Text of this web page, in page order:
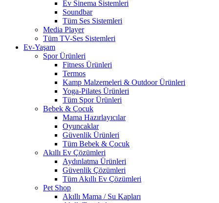
Ev Sinema Sistemleri
Soundbar
Tüm Ses Sistemleri
Media Player
Tüm TV-Ses Sistemleri
Ev-Yaşam
Spor Ürünleri
Fitness Ürünleri
Termos
Kamp Malzemeleri & Outdoor Ürünleri
Yoga-Pilates Ürünleri
Tüm Spor Ürünleri
Bebek & Çocuk
Mama Hazırlayıcılar
Oyuncaklar
Güvenlik Ürünleri
Tüm Bebek & Çocuk
Akıllı Ev Çözümleri
Aydınlatma Ürünleri
Güvenlik Çözümleri
Tüm Akıllı Ev Çözümleri
Pet Shop
Akıllı Mama / Su Kapları